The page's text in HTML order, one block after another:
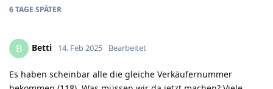
6 TAGE SPÄTER
B Betti 14. Feb 2025 Bearbeitet
Es haben scheinbar alle die gleiche Verkäufernummer